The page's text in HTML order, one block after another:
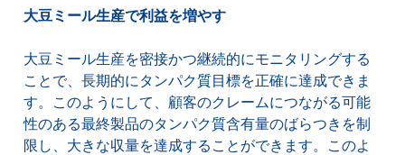
大豆ミール生産で利益を増やす
大豆ミール生産を密接かつ継続的にモニタリングする
ことで、長期的にタンパク質目標を正確に達成できま
す。このようにして、顧客のクレームにつながる可能
性のある最終製品のタンパク質含有量のばらつきを制
限し、大きな収量を達成することができます。このよ